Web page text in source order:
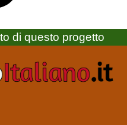
di questo progetto